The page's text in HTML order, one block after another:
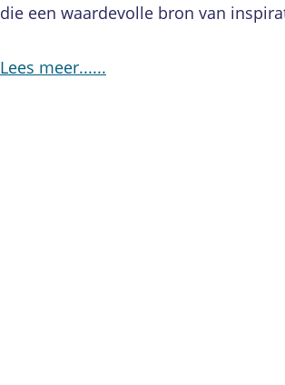
die een waardevolle bron van
Lees meer...